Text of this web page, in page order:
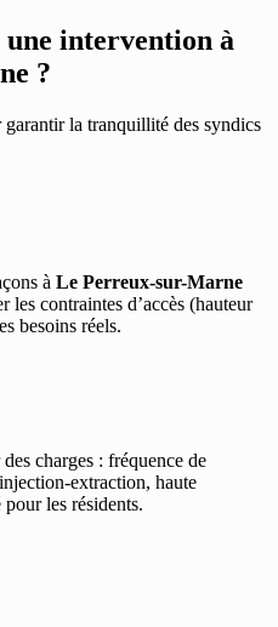
une intervention à
?
la tranquillité des syndics
à Le Perreux-sur-Marne
les contraintes d’accès (hauteur
besoins réels.
charges : fréquence de
extraction, haute
les résidents.